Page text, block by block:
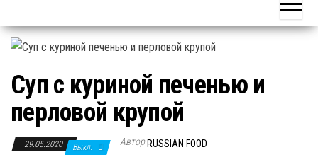
Суп с куриной печенью и
перловой крупой
29.05.2020 Выкл. Автор RUSSIAN FOOD